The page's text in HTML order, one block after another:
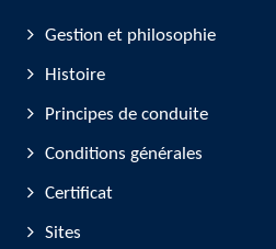
Gestion et philosophie
Histoire
Principes de conduite
Conditions générales
Certificat
Sites